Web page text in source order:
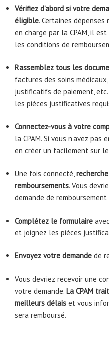
Vérifiez d’abord si votre
éligible. Certaines
en charge par la CPAM, il
les conditions de
Rassemblez tous les
factures des soins
justificatifs de paiement, etc.
les pièces justificatives
Connectez-vous à votre
la CPAM. Si vous n’avez pas
en créer un facilement sur
Une fois connecté,
remboursements. Vous
demande de
Complétez le formulaire
et joignez les pièces
Envoyez votre demande de
Vous devriez recevoir une
votre demande. La CPAM
meilleurs délais et vous
sera remboursé.